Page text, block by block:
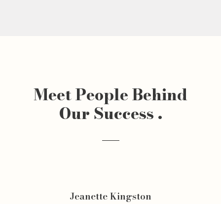
Meet People Behind
Our Success .
Jeanette Kingston